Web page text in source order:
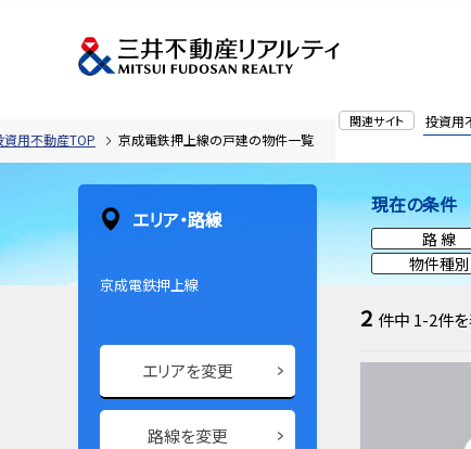
関連サイト 投資用
資用不動産TOP 京成電鉄押上線の戸建の物件一覧
現在の条件
路 線
物件種別
2 件中 1-2件
エリア・路線
京成電鉄押上線
エリアを変更
路線を変更